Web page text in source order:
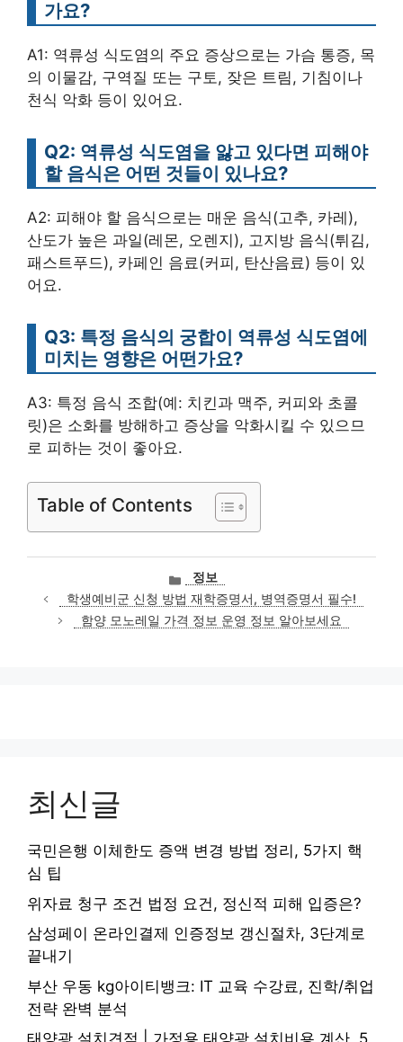
가요?
A1: 역류성 식도염의 주요 증상으로는 가슴 통증, 목
의 이물감, 구역질 또는 구토, 잦은 트림, 기침이나
천식 악화 등이 있어요.
Q2: 역류성 식도염을 앓고 있다면 피해야
할 음식은 어떤 것들이 있나요?
A2: 피해야 할 음식으로는 매운 음식(고추, 카레),
산도가 높은 과일(레몬, 오렌지), 고지방 음식(튀김,
패스트푸드), 카페인 음료(커피, 탄산음료) 등이 있
어요.
Q3: 특정 음식의 궁합이 역류성 식도염에
미치는 영향은 어떤가요?
A3: 특정 음식 조합(예: 치킨과 맥주, 커피와 초콜
릿)은 소화를 방해하고 증상을 악화시킬 수 있으므
로 피하는 것이 좋아요.
Table of Contents
카
테
고
리
정보
학생예비군 신청 방법 재학증명서, 병역증명서 필수!
함양 모노레일 가격 정보 운영 정보 알아보세요
최신글
국민은행 이체한도 증액 변경 방법 정리, 5가지 핵
심 팁
위자료 청구 조건 법정 요건, 정신적 피해 입증은?
삼성페이 온라인결제 인증정보 갱신절차, 3단계로
끝내기
부산 우동 kg아이티뱅크: IT 교육 수강료, 진학/취업
전략 완벽 분석